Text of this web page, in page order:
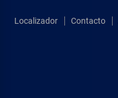
Localizador Contacto